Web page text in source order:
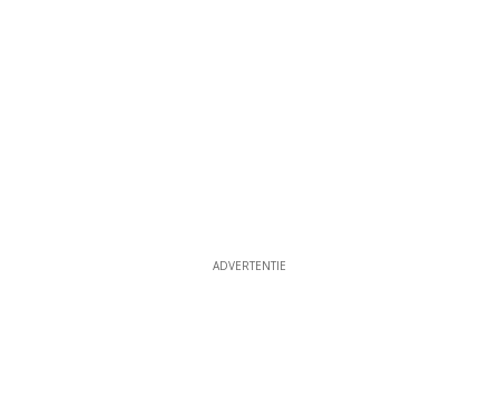
ADVERTENTIE